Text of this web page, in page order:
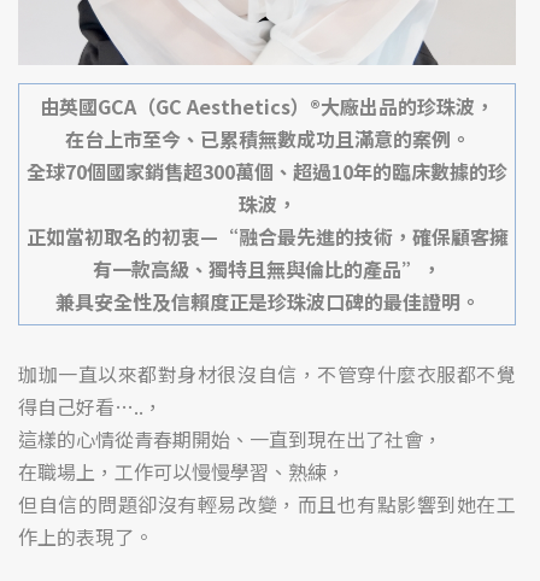
由英國GCA（GC Aesthetics）®大廠出品的珍珠波，
在台上市至今、已累積無數成功且滿意的案例。
全球70個國家銷售超300萬個、超過10年的臨床數據的珍
珠波，
正如當初取名的初衷—“融合最先進的技術，確保顧客擁
有一款高級、獨特且無與倫比的產品”，
兼具安全性及信賴度正是珍珠波口碑的最佳證明。
珈珈一直以來都對身材很沒自信，不管穿什麼衣服都不覺
得自己好看…..，
這樣的心情從青春期開始、一直到現在出了社會，
在職場上，工作可以慢慢學習、熟練，
但自信的問題卻沒有輕易改變，而且也有點影響到她在工
作上的表現了。